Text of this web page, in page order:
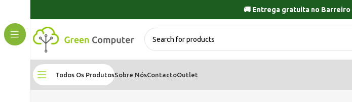
🚚 Entrega gratuita no Barreiro
Todos Os ProdutosSobre NósContactoOutlet